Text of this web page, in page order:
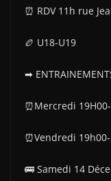
⏰ RDV 11h rue
🏉 U18-U19
➡
⏰Mercredi
⏰Vendredi
🚌 Samedi 14